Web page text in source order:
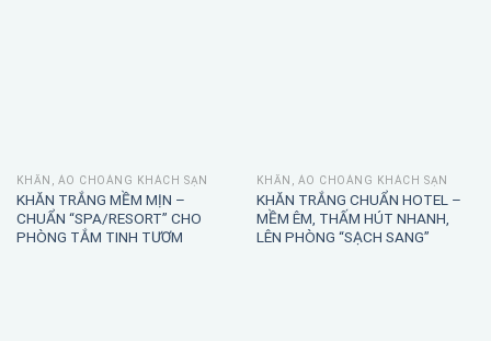
KHĂN, ÁO CHOÀNG KHÁCH SẠN
KHĂN TRẮNG MỀM MỊN –
CHUẨN “SPA/RESORT” CHO
PHÒNG TẮM TINH TƯƠM
KHĂN, ÁO CHOÀNG KHÁCH SẠN
KHĂN TRẮNG CHUẨN HOTEL –
MỀM ÊM, THẤM HÚT NHANH,
LÊN PHÒNG “SẠCH SANG”